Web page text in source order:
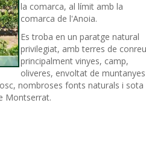
la comarca, al límit amb la
comarca de l'Anoia.
Es troba en un paratge natural
privilegiat, amb terres de
principalment vinyes, camp,
oliveres, envoltat de muntanyes
nombroses fonts naturals i sota
Montserrat.